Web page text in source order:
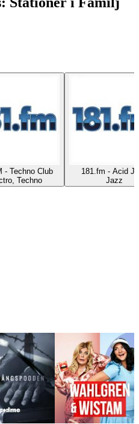
- Techno Club
Techno
181.fm - Acid
Jazz